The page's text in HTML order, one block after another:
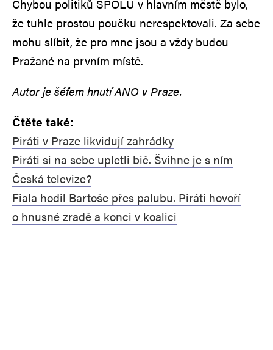
Chybou politiků SPOLU v hlavním městě bylo,
že tuhle prostou poučku nerespektovali. Za sebe
mohu slíbit, že pro mne jsou a vždy budou
Pražané na prvním místě.
Autor je šéfem hnutí ANO v Praze.
Čtěte také:
Piráti v Praze likvidují zahrádky
Piráti si na sebe upletli bič. Švihne je s ním
Česká televize?
Fiala hodil Bartoše přes palubu. Piráti hovoří
o hnusné zradě a konci v koalici